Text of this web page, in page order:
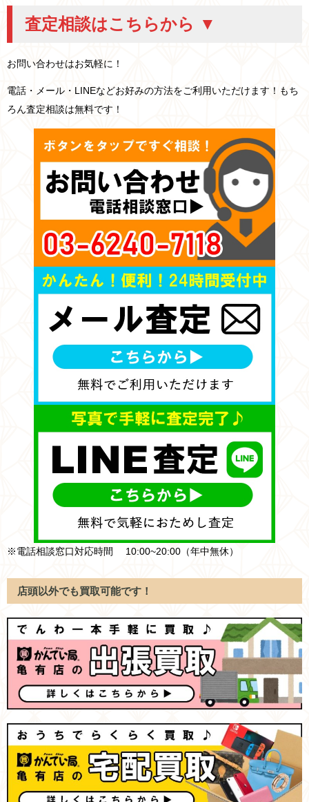
査定相談はこちらから ▼
お問い合わせはお気軽に！
電話・メール・LINEなどお好みの方法をご利用いただけます！もち
ろん査定相談は無料です！
※電話相談窓口対応時間 10:00~20:00（年中無休）
店頭以外でも買取可能です！